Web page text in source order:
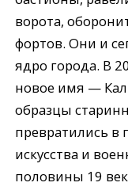
ворота,
фортов. Они и
ядро города. В
новое имя —
образцы
превратились в
искусства и
половины 19